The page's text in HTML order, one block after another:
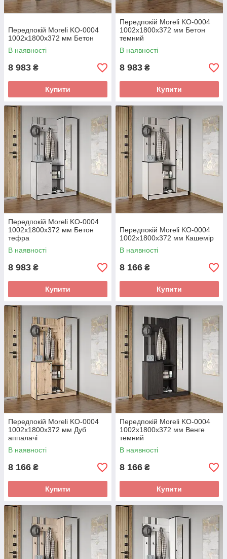
Передпокій Moreli KO-0004
1002x1800x372 мм Бетон
В наявності
8 983 ₴
Купити
Передпокій Moreli KO-0004
1002x1800x372 мм Бетон
темний
В наявності
8 983 ₴
Купити
Передпокій Moreli KO-0004
1002x1800x372 мм Бетон
тефра
В наявності
8 983 ₴
Купити
Передпокій Moreli KO-0004
1002x1800x372 мм Кашемір
В наявності
8 166 ₴
Купити
Передпокій Moreli KO-0004
1002x1800x372 мм Дуб
аппалачі
В наявності
8 166 ₴
Купити
Передпокій Moreli KO-0004
1002x1800x372 мм Венге
темний
В наявності
8 166 ₴
Купити